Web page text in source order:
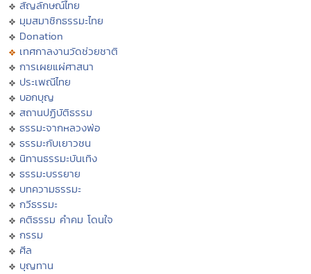
สัญลักษณ์ไทย
มุมสมาชิกธรรมะไทย
Donation
เทศกาลงานวัดช่วยชาติ
การเผยแผ่ศาสนา
ประเพณีไทย
บอกบุญ
สถานปฏิบัติธรรม
ธรรมะจากหลวงพ่อ
ธรรมะกับเยาวชน
นิทานธรรมะบันเทิง
ธรรมะบรรยาย
บทความธรรมะ
กวีธรรมะ
คติธรรม คำคม โดนใจ
กรรม
ศีล
บุญทาน